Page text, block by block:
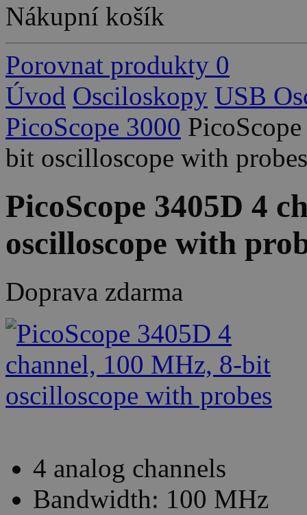
Nákupní košík
Porovnat produkty 0
Úvod Osciloskopy USB
PicoScope 3000
bit oscilloscope with probes
PicoScope 3405D 4
oscilloscope with
Doprava zdarma
4 analog channels
Bandwidth: 100 MHz